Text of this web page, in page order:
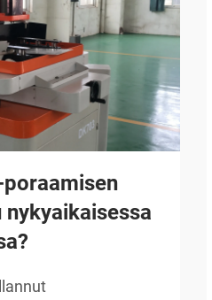
nykyaikaisessa